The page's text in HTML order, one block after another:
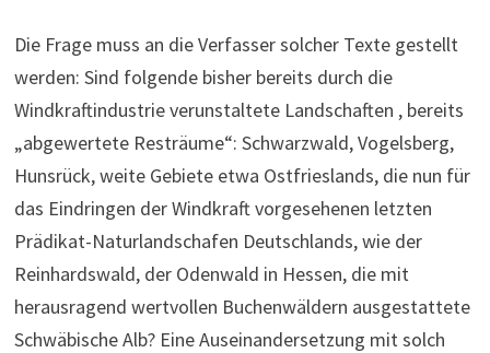
Die Frage muss an die Verfasser solcher Texte gestellt
werden: Sind folgende bisher bereits durch die
Windkraftindustrie verunstaltete Landschaften , bereits
„abgewertete Resträume“: Schwarzwald, Vogelsberg,
Hunsrück, weite Gebiete etwa Ostfrieslands, die nun für
das Eindringen der Windkraft vorgesehenen letzten
Prädikat-Naturlandschafen Deutschlands, wie der
Reinhardswald, der Odenwald in Hessen, die mit
herausragend wertvollen Buchenwäldern ausgestattete
Schwäbische Alb? Eine Auseinandersetzung mit solch